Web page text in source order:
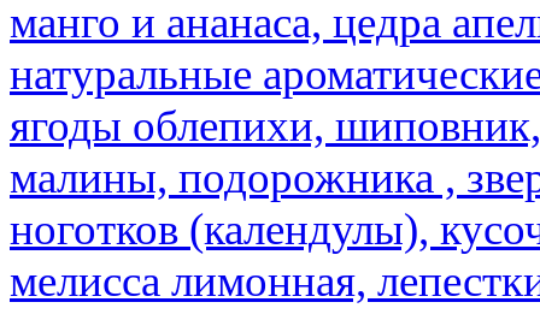
манго и ананаса, цедра
натуральные
ягоды облепихи,
малины, подорожника ,
ноготков (календулы),
мелисса лимонная,